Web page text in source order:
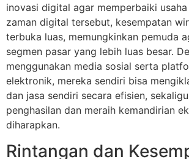
inovasi digital agar memperbaiki
zaman digital tersebut, kesempatan
terbuka luas, memungkinkan pemuda
segmen pasar yang lebih luas besar.
menggunakan media sosial serta
elektronik, mereka sendiri bisa
dan jasa sendiri secara efisien,
penghasilan dan meraih kemandirian
diharapkan.
Rintangan dan